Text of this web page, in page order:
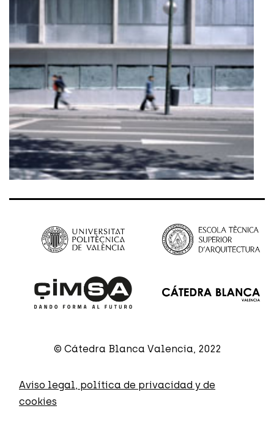
© Cátedra Blanca Valencia, 2022
Aviso legal, política de privacidad y de
cookies